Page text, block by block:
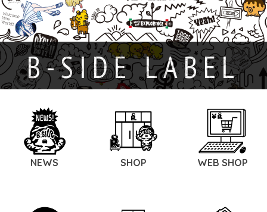
B-SIDE LABEL
NEWS SHOP WEB SHOP